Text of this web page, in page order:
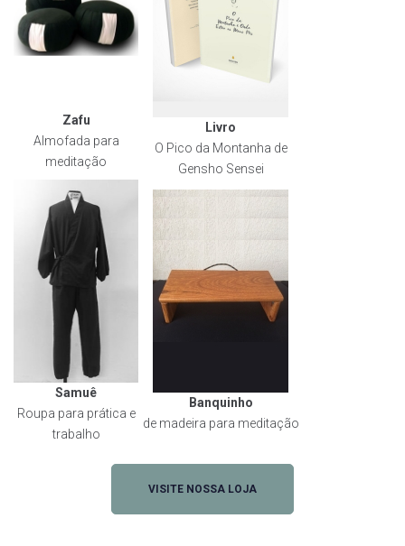
Zafu
Almofada para
meditação
Livro
O Pico da Montanha de
Gensho Sensei
Samuê
Roupa para prática e
trabalho
Banquinho
de madeira para meditação
VISITE NOSSA LOJA